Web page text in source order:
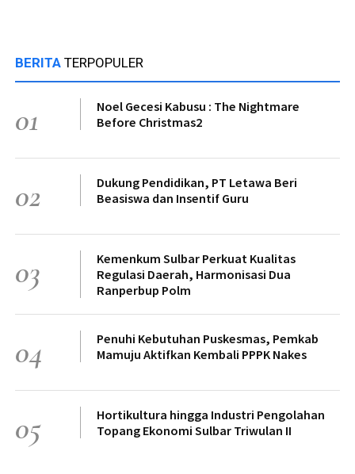
BERITA TERPOPULER
01
Noel Gecesi Kabusu : The Nightmare
Before Christmas2
02
Dukung Pendidikan, PT Letawa Beri
Beasiswa dan Insentif Guru
03
Kemenkum Sulbar Perkuat Kualitas
Regulasi Daerah, Harmonisasi Dua
Ranperbup Polm
04
Penuhi Kebutuhan Puskesmas, Pemkab
Mamuju Aktifkan Kembali PPPK Nakes
05
Hortikultura hingga Industri Pengolahan
Topang Ekonomi Sulbar Triwulan II